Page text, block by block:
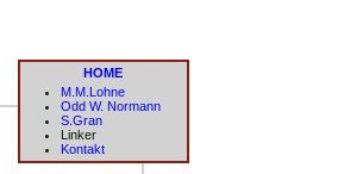
HOME
M.M.Lohne
Odd W. Normann
S.Gran
Linker
Kontakt